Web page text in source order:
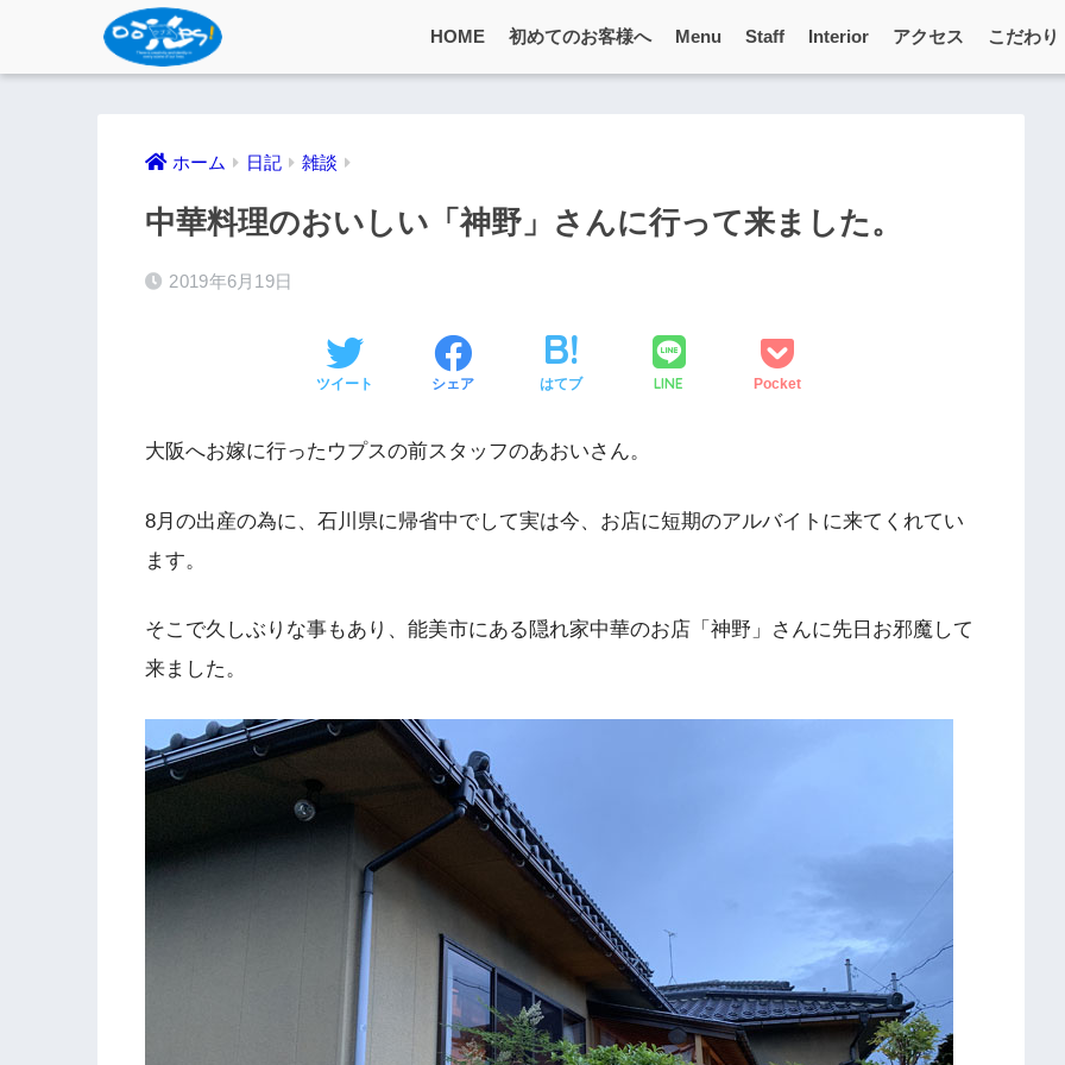
HOME 初めてのお客様へ Menu Staff Interior アクセス こだわり
ホーム 日記 雑談
中華料理のおいしい「神野」さんに行って来ました。
2019年6月19日
ツイート シェア はてブ LINE Pocket
大阪へお嫁に行ったウプスの前スタッフのあおいさん。
8月の出産の為に、石川県に帰省中でして実は今、お店に短期のアルバイトに来てくれてい
ます。
そこで久しぶりな事もあり、能美市にある隠れ家中華のお店「神野」さんに先日お邪魔して
来ました。